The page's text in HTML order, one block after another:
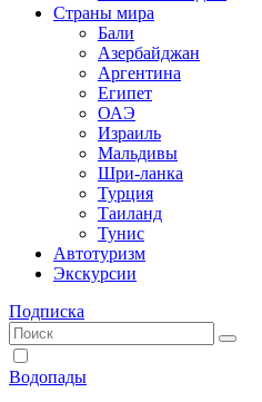
Страны мира
Бали
Азербайджан
Аргентина
Египет
ОАЭ
Израиль
Мальдивы
Шри-ланка
Турция
Таиланд
Тунис
Автотуризм
Экскурсии
Подписка
Водопады